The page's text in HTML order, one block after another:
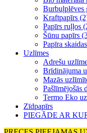
Burbuļplēves
Kraftpapīrs
Papīrs ruļļos
Šūnu papīrs
Papīra
Uzlīmes
Adrešu
Brīdinājuma
Mazās
Pašlīmējošās
Termo Eko
Zīdpapīrs
PIEGĀDE AR